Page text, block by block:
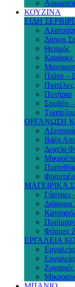
ΚΟΥΖΙΝΑ
ΕΙΔΗ
Δίσκοι
Θερμός
Καράφες
Πιάτα –
Ποτήρια
Σουβέρ
ΟΡΓΑΝΩΣΗ
Βάζα
Δοχεία
ΜΑΓΕΙΡΙΚΑ
Γάστρες
Διάφορα
Φόρμες
ΕΡΓΑΛΕΙΑ